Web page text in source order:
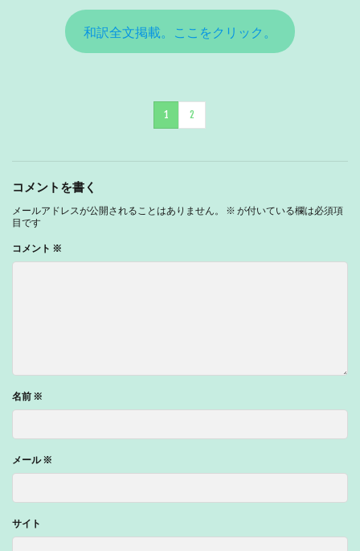
和訳全文掲載。ここをクリック。
1 2
コメントを書く
メールアドレスが公開されることはありません。 ※ が付いている欄は必須項
目です
コメント ※
名前 ※
メール※
サイト